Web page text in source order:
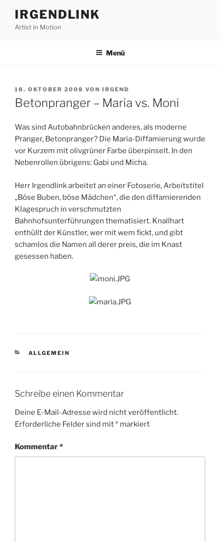
Inhalt
springen
IRGENDLINK
Artist in Motion
Menü
VERÖFFENTLICHT
AM
18. OKTOBER 2008 VON IRGEND
Betonpranger – Maria vs. Moni
Was sind Autobahnbrücken anderes, als moderne
Pranger, Betonpranger? Die Maria-Diffamierung wurde
vor Kurzem mit olivgrüner Farbe überpinselt. In den
Nebenrollen übrigens: Gabi und Micha.
Herr Irgendlink arbeitet an einer Fotoserie, Arbeitstitel
„Böse Buben, böse Mädchen“, die den diffamierenden
Klagespruch in verschmutzten
Bahnhofsunterführungen thematisiert. Knallhart
enthüllt der Künstler, wer mit wem fickt, und gibt
schamlos die Namen all derer preis, die im Knast
gesessen haben.
KATEGORIEN
ALLGEMEIN
Schreibe einen Kommentar
Deine E-Mail-Adresse wird nicht veröffentlicht.
Erforderliche Felder sind mit* markiert
Kommentar*